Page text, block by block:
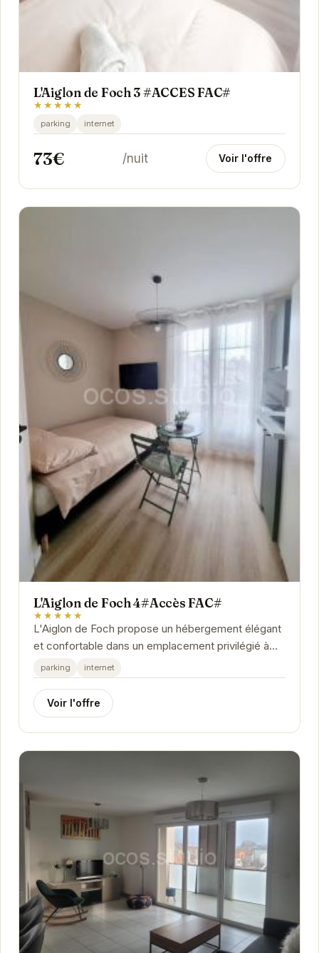
L'Aiglon de Foch 3 #ACCES FAC#
★★★★★
parking internet
73€ /nuit Voir l'offre
L'Aiglon de Foch 4#Accès FAC#
★★★★★
L'Aiglon de Foch propose un hébergement élégant
et confortable dans un emplacement privilégié à
Grenoble. À proximité des transports en...
parking internet
Voir l'offre